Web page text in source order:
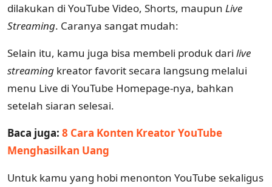
dilakukan di YouTube Video, Shorts, maupun Live
Streaming. Caranya sangat mudah:
Selain itu, kamu juga bisa membeli produk dari live
streaming kreator favorit secara langsung melalui
menu Live di YouTube Homepage-nya, bahkan
setelah siaran selesai.
Baca juga: 8 Cara Konten Kreator YouTube
Menghasilkan Uang
Untuk kamu yang hobi menonton YouTube sekaligus